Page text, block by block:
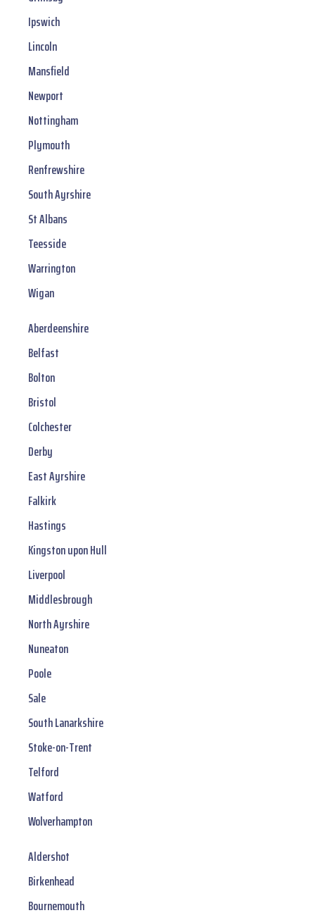
Ipswich
Lincoln
Mansfield
Newport
Nottingham
Plymouth
Renfrewshire
South Ayrshire
St Albans
Teesside
Warrington
Wigan
Aberdeenshire
Belfast
Bolton
Bristol
Colchester
Derby
East Ayrshire
Falkirk
Hastings
Kingston upon Hull
Liverpool
Middlesbrough
North Ayrshire
Nuneaton
Poole
Sale
South Lanarkshire
Stoke-on-Trent
Telford
Watford
Wolverhampton
Aldershot
Birkenhead
Bournemouth